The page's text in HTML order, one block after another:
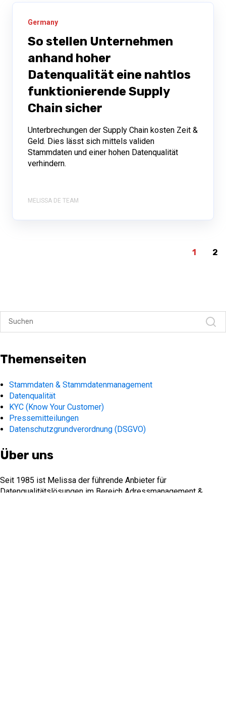
Germany
So stellen Unternehmen
anhand hoher
Datenqualität eine nahtlos
funktionierende Supply
Chain sicher
Unterbrechungen der Supply Chain kosten Zeit &
Geld. Dies lässt sich mittels validen
Stammdaten und einer hohen Datenqualität
verhindern.
MELISSA DE TEAM
1 2
Themenseiten
Stammdaten & Stammdatenmanagement
Datenqualität
KYC (Know Your Customer)
Pressemitteilungen
Datenschutzgrundverordnung (DSGVO)
Über uns
Seit 1985 ist Melissa der führende Anbieter für
Datenqualitätslösungen im Bereich Adressmanagement &